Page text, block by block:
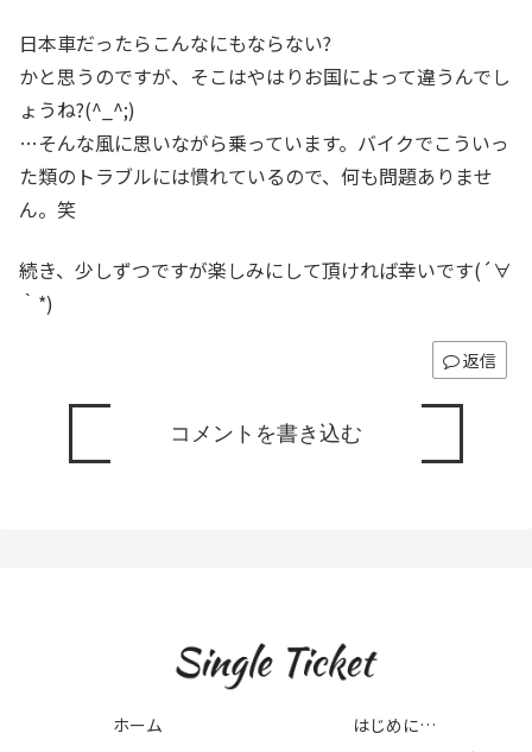
日本車だったらこんなにもならない?
かと思うのですが、そこはやはりお国によって違うんでし
ょうね?(^_^;)
…そんな風に思いながら乗っています。バイクでこういっ
た類のトラブルには慣れているので、何も問題ありませ
ん。笑
続き、少しずつですが楽しみにして頂ければ幸いです(´∀
｀*)
返信
コメントを書き込む
ホーム
はじめに…